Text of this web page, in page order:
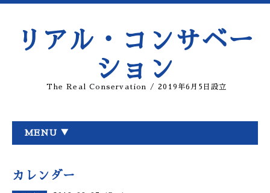
リアル・コンサベー
ション
The Real Conservation / 2019年6月5日設立
MENU ▼
カレンダー